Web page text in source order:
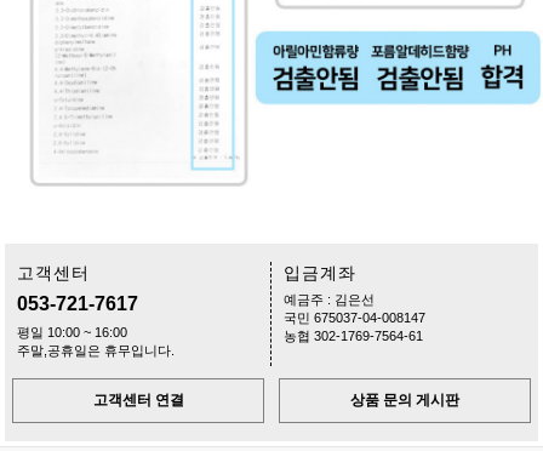
고객센터
053-721-7617
평일 10:00 ~ 16:00
주말,공휴일은 휴무입니다.
입금계좌
예금주 : 김은선
국민 675037-04-008147
농협 302-1769-7564-61
고객센터 연결 상품 문의 게시판